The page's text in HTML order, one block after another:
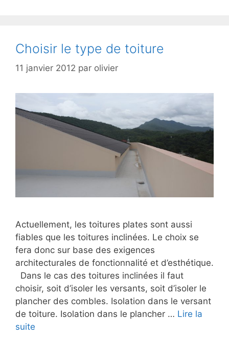
Choisir le type de toiture
11 janvier 2012 par olivier
Actuellement, les toitures plates sont aussi
fiables que les toitures inclinées. Le choix se
fera donc sur base des exigences
architecturales de fonctionnalité et d’esthétique.
Dans le cas des toitures inclinées il faut
choisir, soit d’isoler les versants, soit d’isoler le
plancher des combles. Isolation dans le versant
de toiture. Isolation dans le plancher … Lire la
suite